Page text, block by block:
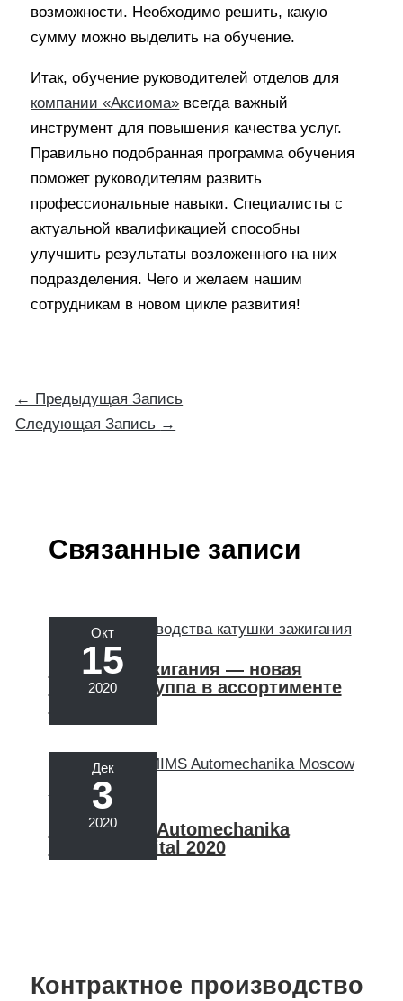
возможности. Необходимо решить, какую
сумму можно выделить на обучение.
Итак, обучение руководителей отделов для
компании «Аксиома» всегда важный
инструмент для повышения качества услуг.
Правильно подобранная программа обучения
поможет руководителям развить
профессиональные навыки. Специалисты с
актуальной квалификацией способны
улучшить результаты возложенного на них
подразделения. Чего и желаем нашим
сотрудникам в новом цикле развития!
← Предыдущая Запись
Следующая Запись →
Связанные записи
Окт
15
2020
Катушки зажигания — новая
товарная группа в ассортименте
Дек
3
2020
Итоги MIMS Automechanika
Moscow Digital 2020
Контрактное производство